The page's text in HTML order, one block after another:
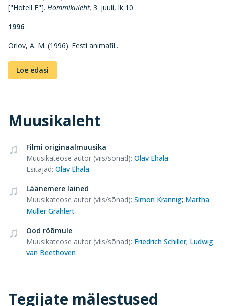
["Hotell E"]. Hommikuleht, 3. juuli, lk 10.
1996
Orlov, A. M. (1996). Eesti animafil...
Loe edasi
Muusikaleht
Filmi originaalmuusika
Muusikateose autor (viis/sõnad): Olav Ehala
Esitajad: Olav Ehala
Läänemere lained
Muusikateose autor (viis/sõnad): Simon Krannig; Martha
Müller Grählert
Ood rõõmule
Muusikateose autor (viis/sõnad): Friedrich Schiller; Ludwig
van Beethoven
Tegijate mälestused